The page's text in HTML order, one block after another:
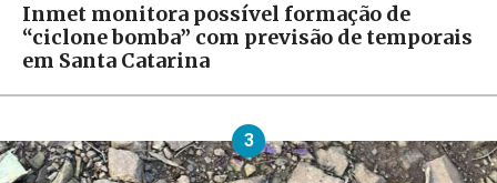
Inmet monitora possível formação de
“ciclone bomba” com previsão de temporais
em Santa Catarina
3